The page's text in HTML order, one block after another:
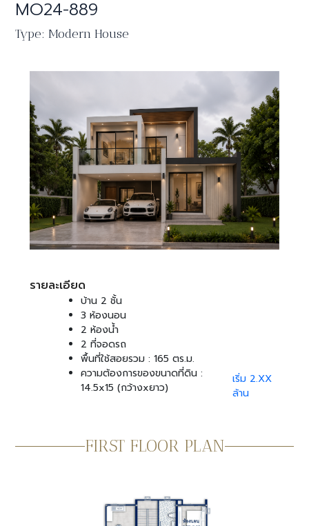
MO24-889
Type: Modern House
รายละเอียด
บ้าน 2 ชั้น
3 ห้องนอน
2 ห้องน้ำ
2 ที่จอดรถ
พื้นที่ใช้สอยรวม : 165 ตร.ม.
ความต้องการของขนาดที่ดิน :
14.5x15 (กว้างxยาว)
เริ่ม 2.XX
ล้าน
FIRST FLOOR PLAN